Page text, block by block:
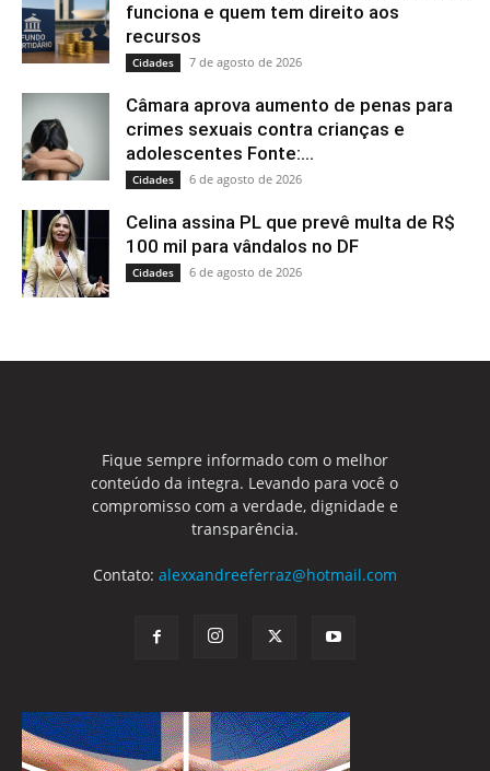
funciona e quem tem direito aos
recursos
Cidades 7 de agosto de 2026
Câmara aprova aumento de penas para
crimes sexuais contra crianças e
adolescentes Fonte:...
Cidades 6 de agosto de 2026
Celina assina PL que prevê multa de R$
100 mil para vândalos no DF
Cidades 6 de agosto de 2026
Fique sempre informado com o melhor
conteúdo da integra. Levando para você o
compromisso com a verdade, dignidade e
transparência.
Contato: alexxandreeferraz@hotmail.com